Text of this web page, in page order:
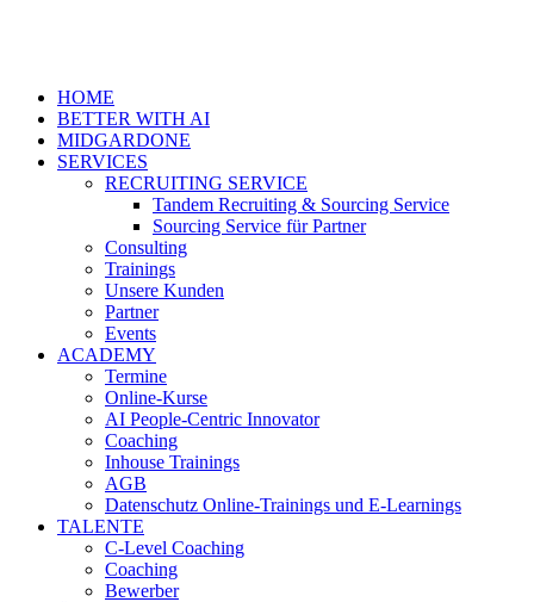
HOME
BETTER WITH AI
MIDGARDONE
SERVICES
RECRUITING SERVICE
Tandem Recruiting & Sourcing Service
Sourcing Service für Partner
Consulting
Trainings
Unsere Kunden
Partner
Events
ACADEMY
Termine
Online-Kurse
AI People-Centric Innovator
Coaching
Inhouse Trainings
AGB
Datenschutz Online-Trainings und E-Learnings
TALENTE
C-Level Coaching
Coaching
Bewerber